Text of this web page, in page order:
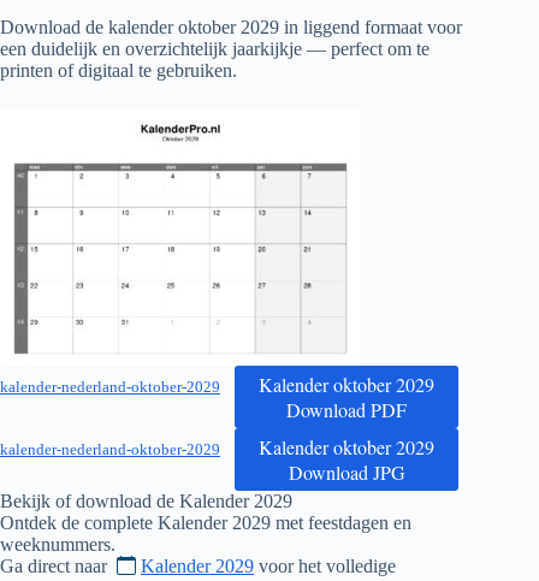
Download de kalender oktober 2029 in liggend formaat voor
een duidelijk en overzichtelijk jaarkijkje — perfect om te
printen of digitaal te gebruiken.
kalender-nederland-oktober-2029
Kalender oktober 2029
Download PDF
kalender-nederland-oktober-2029
Kalender oktober 2029
Download JPG
Bekijk of download de Kalender 2029
Ontdek de complete Kalender 2029 met feestdagen en
weeknummers.
Ga direct naar
Kalender 2029 voor het volledige